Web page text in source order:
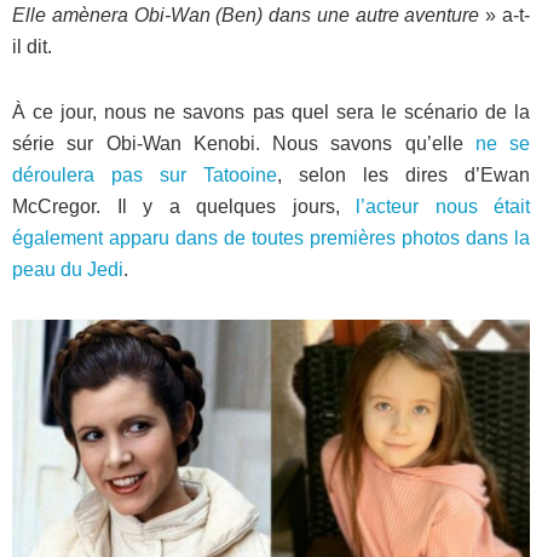
Elle amènera Obi-Wan (Ben) dans une autre aventure» a-t-
il dit.
À ce jour, nous ne savons pas quel sera le scénario de la
série sur Obi-Wan Kenobi. Nous savons qu’ellene se
déroulera pas sur Tatooine, selon les dires d’Ewan
McCregor. Il y a quelques jours,
l’acteur nous était
également apparu dans de toutes premières photos dans la
peau du Jedi.